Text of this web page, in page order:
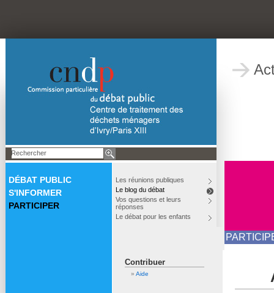
DÉBAT PUBLIC
S'INFORMER
PARTICIPER
Les réunions publiques
Le blog du débat
Vos questions et leurs
réponses
Le débat pour les enfants
Contribuer
Aide